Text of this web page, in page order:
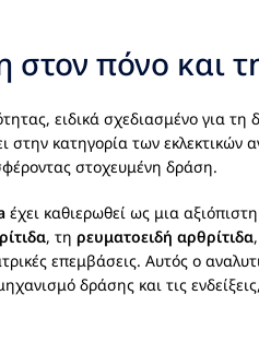
πόνο και
ειδικά σχεδιασμένο για
στην κατηγορία των εκλεκτικών
στοχευμένη δράση.
έχει καθιερωθεί ως μια
, τη ρευματοειδή αρθρίτιδα
επεμβάσεις. Αυτός ο
δράσης και τις